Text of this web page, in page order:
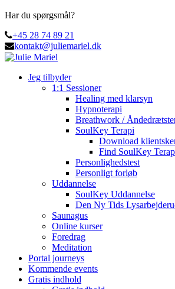
Har du spørgsmål?
+45 28 74 89 21
kontakt@juliemariel.dk
Jeg tilbyder
1:1 Sessioner
Healing med klarsyn
Hypnoterapi
Breathwork /
SoulKey Terapi
Download
Find SoulKey
Personlighedstest
Personligt forløb
Uddannelse
SoulKey Uddannelse
Den Ny Tids
Saunagus
Online kurser
Foredrag
Meditation
Portal journeys
Kommende events
Gratis indhold